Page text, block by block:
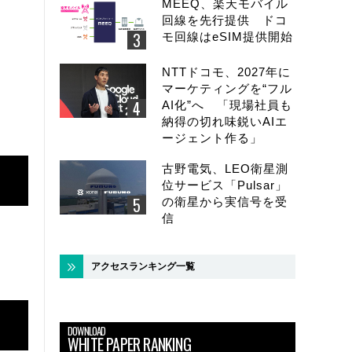
MEEQ、楽天モバイル
回線を先行提供 ドコ
モ回線はeSIM提供開始
NTTドコモ、2027年に
マーケティングを“フル
AI化”へ 「現場社員も
納得の切れ味鋭いAIエ
ージェント作る」
古野電気、LEO衛星測
位サービス「Pulsar」
の衛星から実信号を受
信
アクセスランキング一覧
DOWNLOAD
WHITE PAPER RANKING